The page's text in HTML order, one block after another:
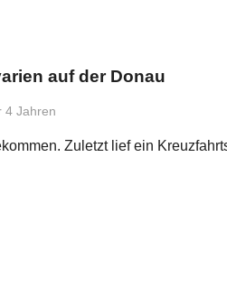
auf der Donau
4 Jahren
Zuletzt lief ein